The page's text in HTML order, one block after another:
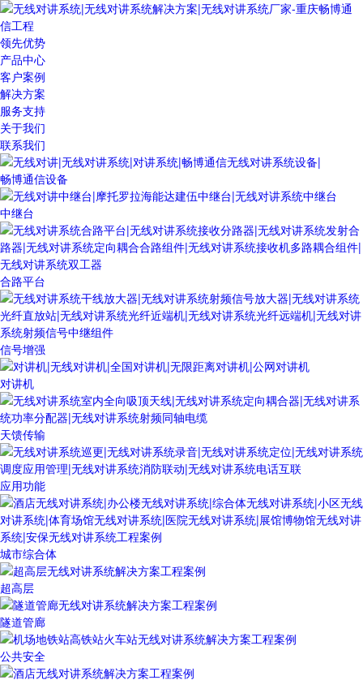
领先优势
产品中心
客户案例
解决方案
服务支持
关于我们
联系我们
畅博通信设备
中继台
合路平台
信号增强
对讲机
天馈传输
应用功能
城市综合体
超高层
隧道管廊
公共安全